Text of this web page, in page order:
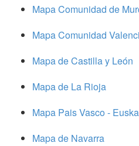
Mapa Comunidad de
Mapa Comunidad
Mapa de Castilla y León
Mapa de La Rioja
Mapa Pais Vasco -
Mapa de Navarra